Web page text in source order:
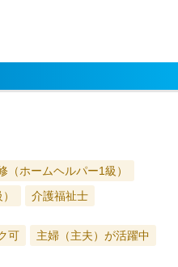
（ホームヘルパー1級）
介護福祉士
可 主婦（主夫）が活躍中